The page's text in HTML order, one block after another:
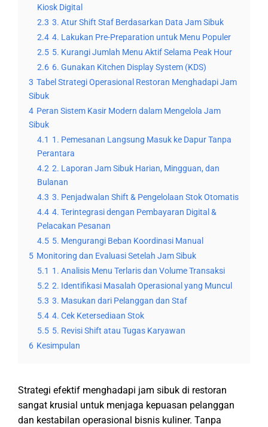
Kiosk Digital
2.3 3. Atur Shift Staf Berdasarkan Data Jam Sibuk
2.4 4. Lakukan Pre-Preparation untuk Menu Populer
2.5 5. Kurangi Jumlah Menu Aktif Selama Peak Hour
2.6 6. Gunakan Kitchen Display System (KDS)
3 Tabel Strategi Operasional Restoran Menghadapi Jam
Sibuk
4 Peran Sistem Kasir Modern dalam Mengelola Jam
Sibuk
4.1 1. Pemesanan Langsung Masuk ke Dapur Tanpa
Perantara
4.2 2. Laporan Jam Sibuk Harian, Mingguan, dan
Bulanan
4.3 3. Penjadwalan Shift & Pengelolaan Stok Otomatis
4.4 4. Terintegrasi dengan Pembayaran Digital &
Pelacakan Pesanan
4.5 5. Mengurangi Beban Koordinasi Manual
5 Monitoring dan Evaluasi Setelah Jam Sibuk
5.1 1. Analisis Menu Terlaris dan Volume Transaksi
5.2 2. Identifikasi Masalah Operasional yang Muncul
5.3 3. Masukan dari Pelanggan dan Staf
5.4 4. Cek Ketersediaan Stok
5.5 5. Revisi Shift atau Tugas Karyawan
6 Kesimpulan
Strategi efektif menghadapi jam sibuk di restoran
sangat krusial untuk menjaga kepuasan pelanggan
dan kestabilan operasional bisnis kuliner. Tanpa